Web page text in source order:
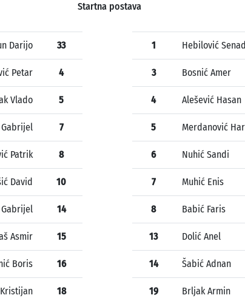
Startna postava
Darijo 33
Petar 4
Vlado 5
7
Patrik 8
David 10
Gabrijel 14
Asmir 15
Boris 16
18
1 Hebilović Senad
3 Bosnić Amer
4 Alešević Hasan
5 Merdanović
6 Nuhić Sandi
7 Muhić Enis
8 Babić Faris
13 Dolić Anel
14 Šabić Adnan
19 Brljak Armin